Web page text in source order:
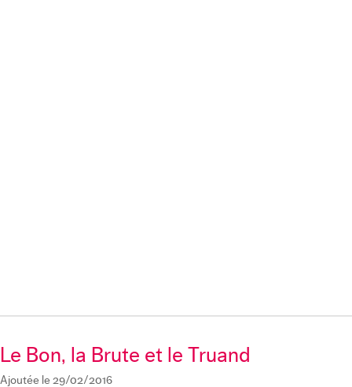
Le Bon, la Brute et le Truand
Ajoutée le 29/02/2016